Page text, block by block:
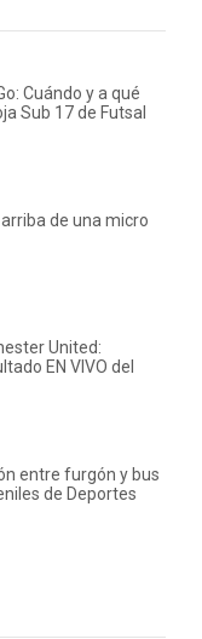
Cuándo y a qué
Sub 17 de Futsal
de una micro
United:
EN VIVO del
entre furgón y bus
de Deportes